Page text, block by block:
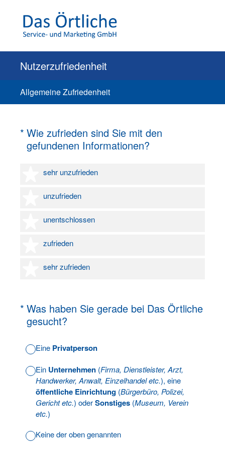
Nutzerzufriedenheit
Allgemeine Zufriedenheit
* Wie zufrieden sind Sie mit den
gefundenen Informationen?
(Erforderlich.)
sehr unzufrieden
1 Stern
unzufrieden
2 Sterne
unentschlossen
3 Sterne
zufrieden
4 Sterne
sehr zufrieden
5 Sterne
* Was haben Sie gerade bei Das Örtliche
gesucht?
(Erforderlich.)
Eine Privatperson
Ein Unternehmen (Firma, Dienstleister, Arzt,
Handwerker, Anwalt, Einzelhandel etc.), eine
öffentliche Einrichtung (Bürgerbüro, Polizei,
Gericht etc.) oderSonstiges (Museum, Verein
etc.)
Keine der oben genannten